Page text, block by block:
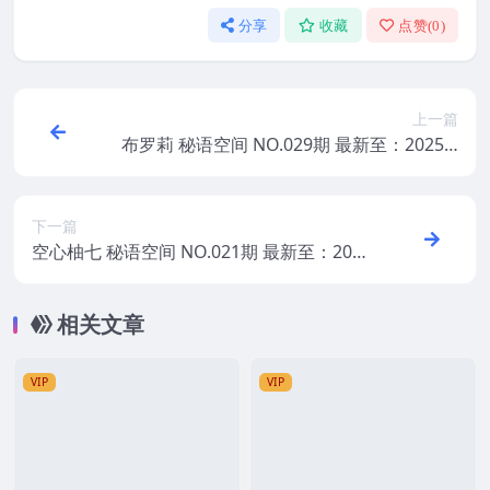
分享 收藏 点赞(0)
上一篇
布罗莉 秘语空间 NO.029期 最新至：2025.1
下一篇
空心柚七 秘语空间 NO.021期 最新至：202
相关文章
VIP VIP